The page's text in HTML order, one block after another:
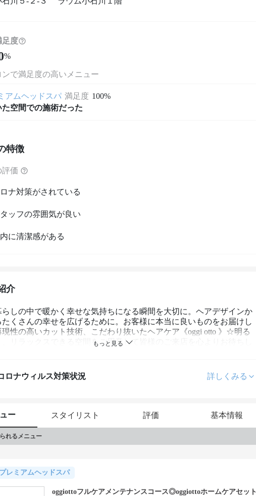
足度
%
で満足度の高いメニュー
アムヘッドスパ 満足度 100%
空間での施術だった
特徴
評価
ナ対策がされている
ッフの雰囲気が良い
に清潔感がある
介
らしの中で暖かく幸せな気持ちになる瞬間を大切に。ヘアデザインか
くさんの幸せを広げるために。お客様に本当に良いものをお届けし
性の高いカット技術、こだわり抜いたヘアケア《oggi otto 》☆明る
リラックスできる空間をご用意して皆様のご来店を心よりお待ちし
ロナウィルス対策状況 詳しくみる
ー スタイリスト 評価 基本情報
れるメニュー
レミアムヘッドスパ
oggiottoフルケアメンテナンスコース◎oggiottoホームケアセット